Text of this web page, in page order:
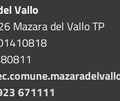
Vallo
Mazara del Vallo TP
671111